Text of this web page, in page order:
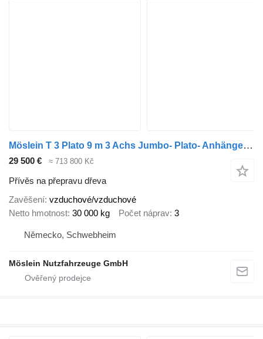
Möslein T 3 Plato 9 m 3 Achs Jumbo- Plato- Anhänger 9 m, Mega
29 500 € ≈ 713 800 Kč
Přívěs na přepravu dřeva
Zavěšení vzduchové/vzduchové
Netto hmotnost 30 000 kg Počet náprav 3
Německo, Schwebheim
Möslein Nutzfahrzeuge GmbH